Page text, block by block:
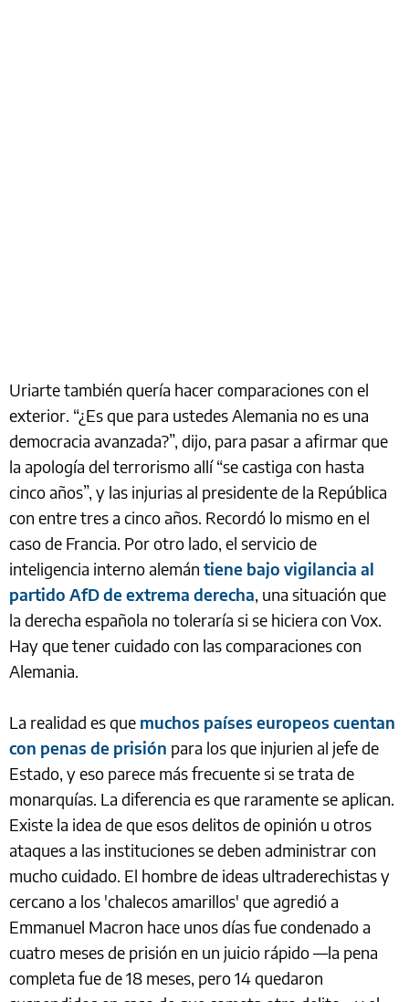
Uriarte también quería hacer comparaciones con el
exterior. “¿Es que para ustedes Alemania no es una
democracia avanzada?”, dijo, para pasar a afirmar que
la apología del terrorismo allí “se castiga con hasta
cinco años”, y las injurias al presidente de la República
con entre tres a cinco años. Recordó lo mismo en el
caso de Francia. Por otro lado, el servicio de
inteligencia interno alemán tiene bajo vigilancia al
partido AfD de extrema derecha, una situación que
la derecha española no toleraría si se hiciera con Vox.
Hay que tener cuidado con las comparaciones con
Alemania.
La realidad es que muchos países europeos cuentan
con penas de prisión para los que injurien al jefe de
Estado, y eso parece más frecuente si se trata de
monarquías. La diferencia es que raramente se aplican.
Existe la idea de que esos delitos de opinión u otros
ataques a las instituciones se deben administrar con
mucho cuidado. El hombre de ideas ultraderechistas y
cercano a los 'chalecos amarillos' que agredió a
Emmanuel Macron hace unos días fue condenado a
cuatro meses de prisión en un juicio rápido —la pena
completa fue de 18 meses, pero 14 quedaron